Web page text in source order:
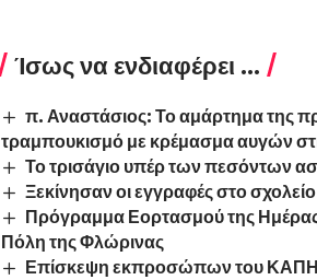
Ίσως να ενδιαφέρει ...
π. Αναστάσιος: Το αμάρτημα της
τραμπουκισμό με κρέμασμα αυγών
Το τρισάγιο υπέρ των πεσόντων
Ξεκίνησαν οι εγγραφές στο
Πρόγραμμα Εορτασμού της
Πόλη της Φλώρινας
Επίσκεψη εκπροσώπων του ΚΑΠΗ